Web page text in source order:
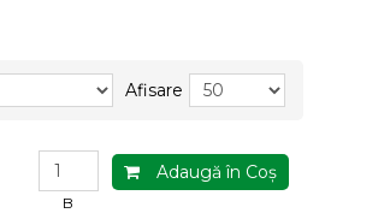
Afisare
Adaugă în Coş
B